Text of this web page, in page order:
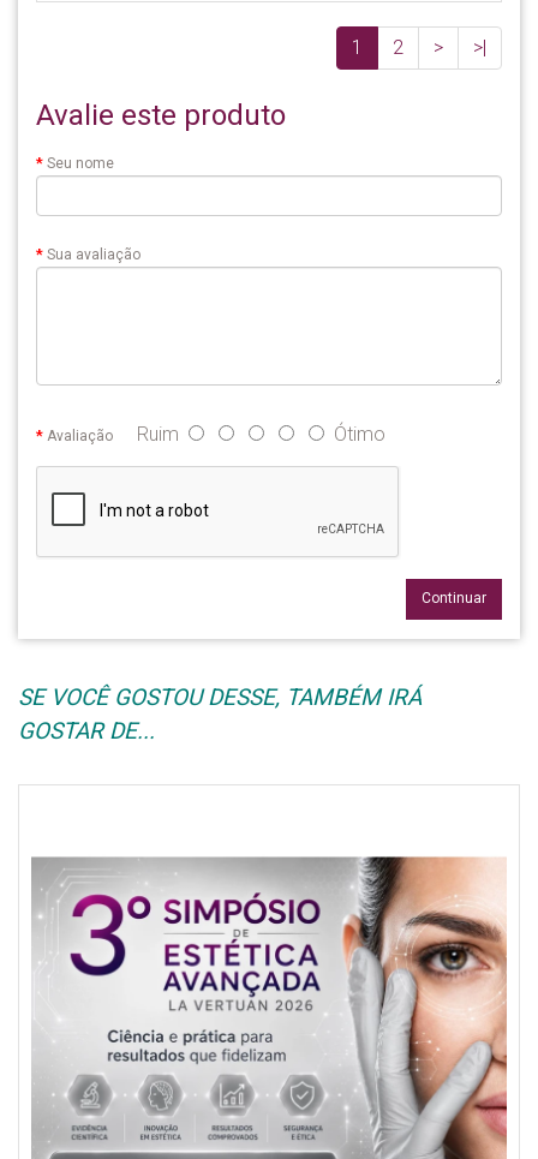
1 2 > >|
Avalie este produto
Seu nome
Sua avaliação
Avaliação Ruim Ótimo
Continuar
SE VOCÊ GOSTOU DESSE, TAMBÉM IRÁ
GOSTAR DE...